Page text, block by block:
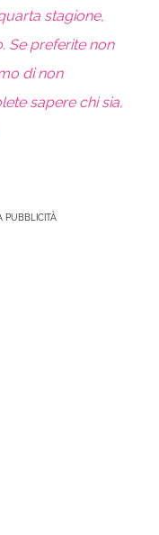
stagione,
Se preferite non
di non
sapere chi sia,
PUBBLICITÀ